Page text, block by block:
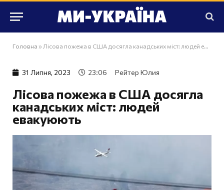
Головна » Лісова пожежа в США досягла канадських міст: людей евакуюють
31 Липня, 2023 23:06 Рейтер Юлия
Лісова пожежа в США досягла
канадських міст: людей
евакуюють